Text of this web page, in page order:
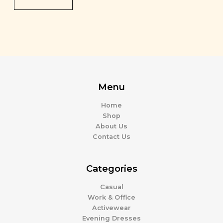
y
Menu
Home
Shop
About Us
Contact Us
Categories
Casual
Work & Office
Activewear
Evening Dresses